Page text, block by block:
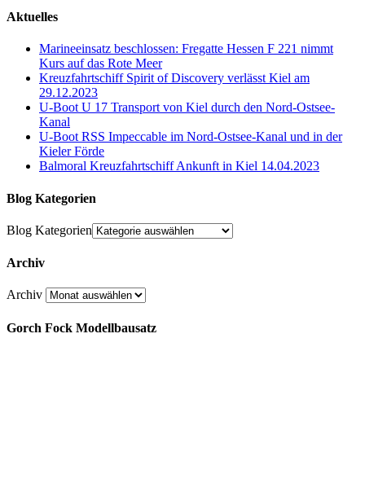
Aktuelles
Marineeinsatz beschlossen: Fregatte Hessen F 221 nimmt
Kurs auf das Rote Meer
Kreuzfahrtschiff Spirit of Discovery verlässt Kiel am
29.12.2023
U-Boot U 17 Transport von Kiel durch den Nord-Ostsee-
Kanal
U-Boot RSS Impeccable im Nord-Ostsee-Kanal und in der
Kieler Förde
Balmoral Kreuzfahrtschiff Ankunft in Kiel 14.04.2023
Blog Kategorien
Blog Kategorien
Archiv
Archiv
Gorch Fock Modellbausatz